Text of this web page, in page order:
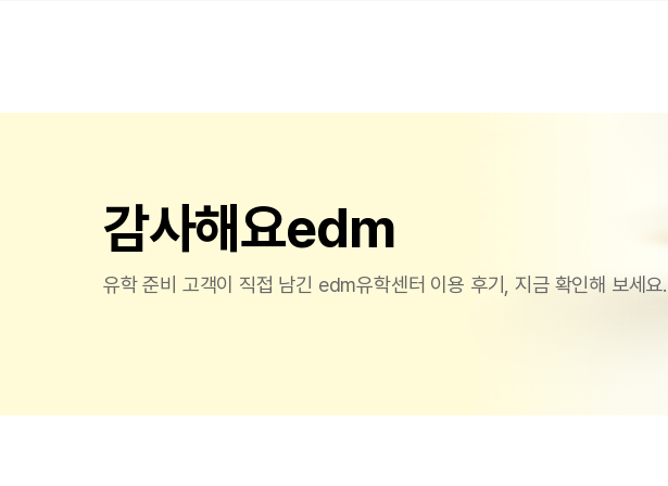
감사해요edm
유학 준비 고객이 직접 남긴 edm유학센터 이용 후기, 지금 확인해 보세요.